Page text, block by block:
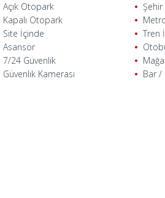
Açık Otopark
Kapalı Otopark
Site İçinde
Asansör
7/24 Güvenlik
Güvenlik Kamerası
Şehir
Tren
Bar /